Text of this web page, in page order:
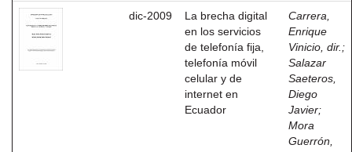
dic-2009
La brecha digital
en los servicios
de telefonía fija,
telefonía móvil
celular y de
internet en
Ecuador
Carrera,
Enrique
Vinicio, dir. ;
Salazar
Saeteros,
Diego
Javier;
Mora
Guerrón,